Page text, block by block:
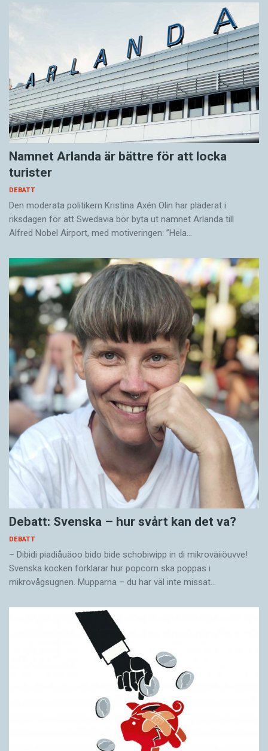
Namnet Arlanda är bättre för att locka
turister
DEBATT
Den moderata politikern Kristina Axén Olin har pläderat i
riksdagen för att Swedavia bör byta ut namnet Arlanda till
Alfred Nobel Airport, med motiveringen: ”Hela…
Debatt: Svenska – hur svårt kan det va?
DEBATT
– Dibidi piadiåuäoo bido bide schobiwipp in di mikroväiiöuvve!
Svenska kocken förklarar hur popcorn ska poppas i
mikrovågsugnen. Mupparna – du har väl inte missat…